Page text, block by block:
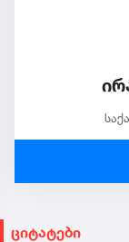
ციტატები